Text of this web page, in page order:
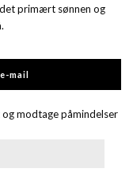
primært sønnen og
mail
modtage påmindelser